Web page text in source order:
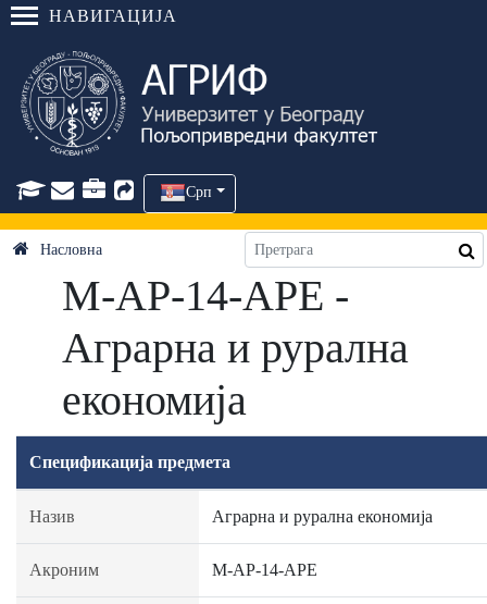
НАВИГАЦИЈА
Срп
Насловна
М-АР-14-АРЕ -
Аграрна и рурална
економија
Спецификација предмета
Назив Аграрна и рурална економија
Акроним М-АР-14-АРЕ